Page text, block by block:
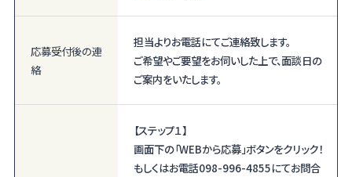
応募受付後の連
絡
担当よりお電話にてご連絡致します。
ご希望やご要望をお伺いした上で、面談日の
ご案内をいたします。
【ステップ１】
画面下の「WEBから応募」ボタンをクリック！
もしくはお電話098-996-4855にてお問合